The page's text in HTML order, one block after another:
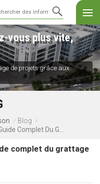
vous plus vite,
de projets grâce aux
/ Blog /
complet du grattage